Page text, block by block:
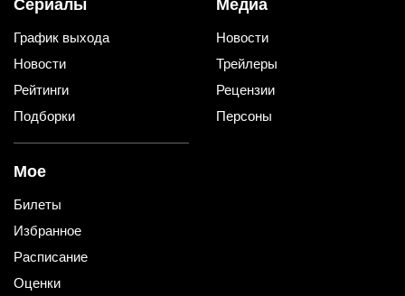
Сериалы
График выхода
Новости
Рейтинги
Подборки
Медиа
Новости
Трейлеры
Рецензии
Персоны
Мое
Билеты
Избранное
Расписание
Оценки